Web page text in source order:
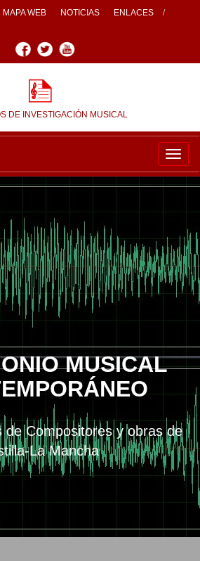
MAPA WEB NOTICIAS
ENLACES
Facebook
TwitterYoutube
DE INVESTIGACIÓN MUSICAL
MUSICAL
de Compositores y obras de
La Mancha